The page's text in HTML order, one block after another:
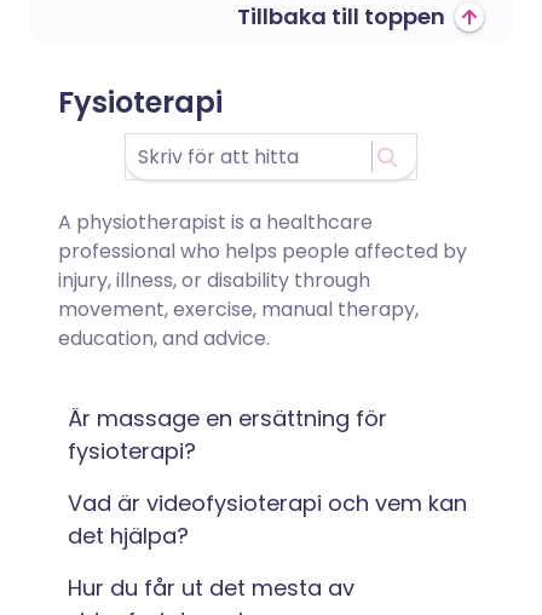
Tillbaka till toppen
Fysioterapi
A physiotherapist is a healthcare
professional who helps people affected by
injury, illness, or disability through
movement, exercise, manual therapy,
education, and advice.
Är massage en ersättning för
fysioterapi?
Vad är videofysioterapi och vem kan
det hjälpa?
Hur du får ut det mesta av